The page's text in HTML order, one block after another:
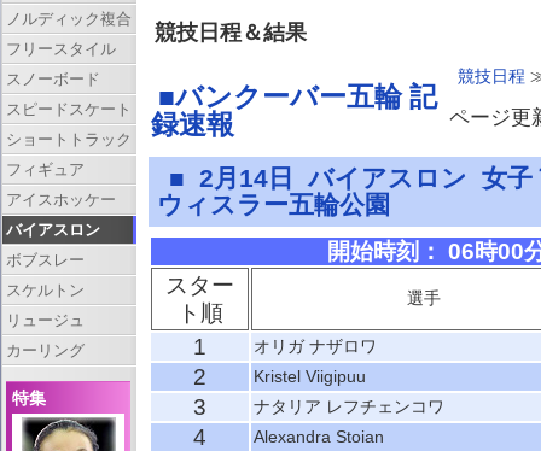
競技日程＆結果
■バンクーバー五輪 記
録速報
競技日程
ページ更
■ 2月14日 バイアスロン 女子
ウィスラー五輪公園
開始時刻： 06時00
スター
ト順
選手
1 オリガ ナザロワ
2 Kristel Viigipuu
3 ナタリア レフチェンコワ
4 Alexandra Stoian
ノルディック複合
フリースタイル
スノーボード
スピードスケート
ショートトラック
フィギュア
アイスホッケー
バイアスロン
ボブスレー
スケルトン
リュージュ
カーリング
特集